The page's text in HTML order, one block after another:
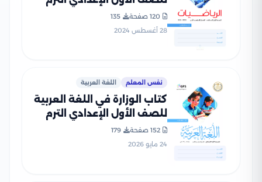
الأول 2025 بصيغة PDF
120 صفحة
135
28 أغسطس 2024
نفس المعلم اللغة العربية
كتاب الوزارة في اللغة العربية
للصف الأول الإعدادي الترم
الثاني 2026 بصيغة PDF
152 صفحة
179
24 مايو 2026